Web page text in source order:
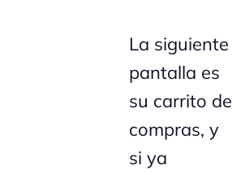
La siguiente
pantalla es
su carrito de
compras, y
si ya